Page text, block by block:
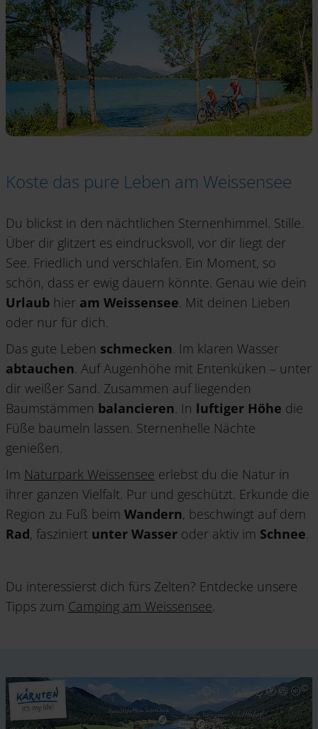
Koste das pure Leben am Weissensee
Du blickst in den nächtlichen Sternenhimmel. Stille.
Über dir glitzert es eindrucksvoll, vor dir liegt der
See. Friedlich und verschlafen. Ein Moment, so
schön, dass er ewig dauern könnte. Genau wie dein
Urlaub hier am Weissensee. Mit deinen Lieben
oder nur für dich.
Das gute Leben schmecken. Im klaren Wasser
abtauchen. Auf Augenhöhe mit Entenküken – unter
dir weißer Sand. Zusammen auf liegenden
Baumstämmen balancieren. In luftiger Höhe die
Füße baumeln lassen. Sternenhelle Nächte
genießen.
Im Naturpark Weissensee erlebst du die Natur in
ihrer ganzen Vielfalt. Pur und geschützt. Erkunde die
Region zu Fuß beim Wandern, beschwingt auf dem
Rad, fasziniert unter Wasser oder aktiv im Schnee.
Du interessierst dich fürs Zelten? Entdecke unsere
Tipps zum Camping am Weissensee.